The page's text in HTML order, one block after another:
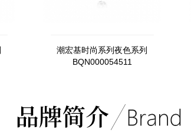
潮宏基时尚系列夜色系列
BQN000054511